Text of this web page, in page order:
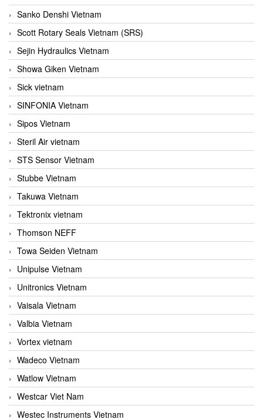
Sanko Denshi Vietnam
Scott Rotary Seals Vietnam (SRS)
Sejin Hydraulics Vietnam
Showa Giken Vietnam
Sick vietnam
SINFONIA Vietnam
Sipos Vietnam
Steril Air vietnam
STS Sensor Vietnam
Stubbe Vietnam
Takuwa Vietnam
Tektronix vietnam
Thomson NEFF
Towa Seiden Vietnam
Unipulse Vietnam
Unitronics Vietnam
Vaisala Vietnam
Valbia Vietnam
Vortex vietnam
Wadeco Vietnam
Watlow Vietnam
Westcar Viet Nam
Westec Instruments Vietnam